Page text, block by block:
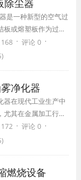
卫士。
除尘器
是一种新型的空气过
板或熔塑板作为过滤
、耐腐蚀等特点，
工、建材、水泥、
· 评论 0 ·
净化器
器在现代工业生产中
尤其在金属加工行
磨床、铣床等，这
产生大量的油雾，
，提高生产效率，
· 评论 0 ·
燃烧设备